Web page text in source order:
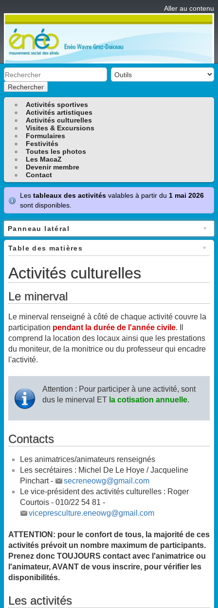
Aller au contenu
Rechercher
Activités sportives
Activités artistiques
Activités culturelles
Visites & Excursions
Formulaires
Festivités
Toutes les photos
Les MacaZ
Devenir membre
Contact
Les tableaux des activités valables à partir du 1 mai 2026
sont disponibles.
Panneau latéral
Table des matières
Activités culturelles
Le minerval
Le minerval renseigné à côté de chaque activité couvre la
participation pendant la durée de l'année civile. Il
comprend la location des locaux ainsi que les prestations
du moniteur, de la monitrice ou du professeur qui encadre
l'activité.
Attention : Pour participer à une activité, sont
dus le minerval ET la cotisation annuelle.
Contacts
Les animatrices/animateurs renseignés
Les secrétaires : Michel De Le Hoye / Jacqueline
Pinchart -
secreneowg@gmail.com
Le vice-président des activités culturelles : Roger
Courtois - 010/22 54 81 -
vicepresculture.eneowg@gmail.com
ATTENTION: pour le confort de tous, la majorité de ces
activités prévoit un nombre maximum de participants.
Prenez donc TOUJOURS contact avec l'animatrice ou
l'animateur, AVANT de vous inscrire, pour vérifier les
disponibilités.
Les activités